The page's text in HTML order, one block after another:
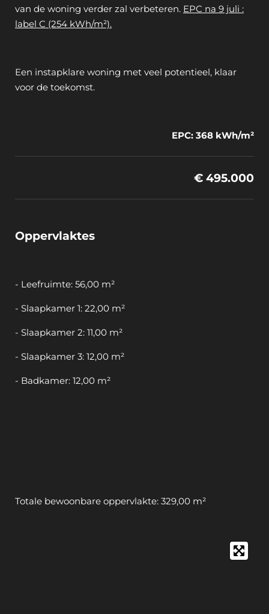
van de woning verder zal verbeteren. EPC na 9 juli :
label C (254 kWh/m²).
Een instapklare woning met veel potentieel, klaar
voor de toekomst.
EPC: 368 kWh/m²
€ 495.000
Oppervlaktes
- Leefruimte: 56,00 m²
- Slaapkamer 1: 22,00 m²
- Slaapkamer 2: 11,00 m²
- Slaapkamer 3: 12,00 m²
- Badkamer: 12,00 m²
Totale bewoonbare oppervlakte: 329,00 m²